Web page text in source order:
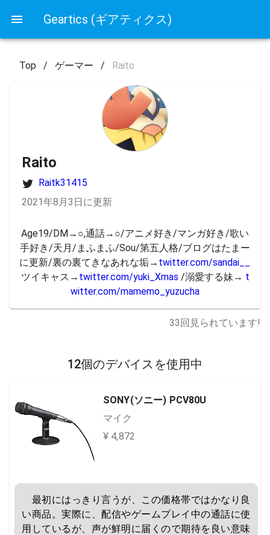
Geartics (ギアティクス)
Top / ゲーマー / Raito
Raito
Raitk31415
2021年8月3日に更新
Age19/DM→○,通話→○/アニメ好き/マンガ好き/歌い
手好き/天月/まふまふ/Sou/第五人格/ブログはたまー
に更新/裏の裏てきなあれな垢→ twitter.com/sandai__
ツイキャス→ twitter.com/yuki_Xmas /溺愛する妹→ t
witter.com/mamemo_yuzucha
33回見られています!
12個のデバイスを使用中
SONY(ソニー) PCV80U
マイク
¥ 4,872
最初にはっきり言うが、この価格帯ではかなり良
い商品。実際に、配信やゲームプレイ中の通話に使
用しているが、声が鮮明に届くので期待を良い意味